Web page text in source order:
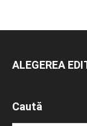
ALEGEREA
Caută